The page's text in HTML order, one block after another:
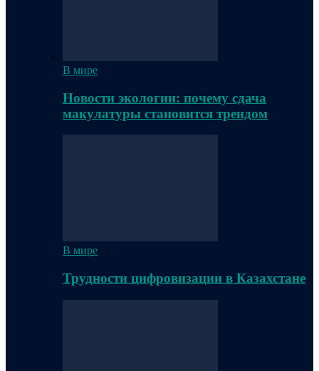
В мире
Новости экологии: почему сдача
макулатуры становится трендом
В мире
Трудности цифровизации в Казахстане